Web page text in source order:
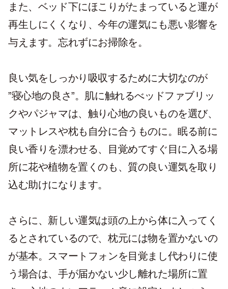
また、ベッド下にほこりがたまっていると運が
再生しにくくなり、今年の運気にも悪い影響を
与えます。忘れずにお掃除を。
良い気をしっかり吸収するために大切なのが
”寝心地の良さ”。肌に触れるべッドファブリッ
クやパジャマは、触り心地の良いものを選び、
マットレスや枕も自分に合うものに。眠る前に
良い香りを漂わせる、目覚めてすぐ目に入る場
所に花や植物を置くのも、質の良い運気を取り
込む助けになります。
さらに、新しい運気は頭の上から体に入ってく
るとされているので、枕元には物を置かないの
が基本。スマートフォンを目覚まし代わりに使
う場合は、手が届かない少し離れた場所に置